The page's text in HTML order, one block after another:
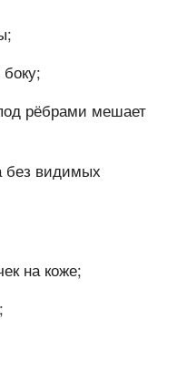
рёбрами мешает
без видимых
на коже;